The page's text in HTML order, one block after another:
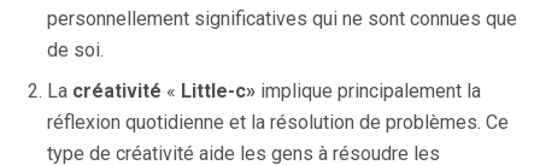
personnellement significatives qui ne sont connues que
de soi.
La créativité « Little-c» implique principalement la
réflexion quotidienne et la résolution de problèmes. Ce
type de créativité aide les gens à résoudre les